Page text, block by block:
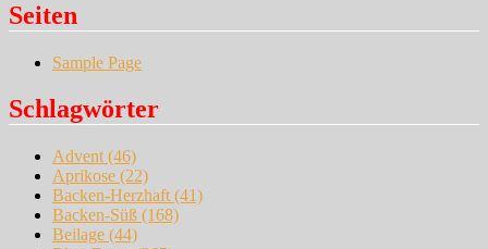
Seiten
Sample Page
Schlagwörter
Advent (46)
Aprikose (22)
Backen-Herzhaft (41)
Backen-Süß (168)
Beilage (44)